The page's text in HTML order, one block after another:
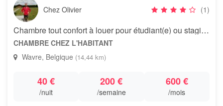
Chez Olivier (1)
Chambre tout confort à louer pour étudiant(e) ou stagiaire
CHAMBRE CHEZ L'HABITANT
Wavre, Belgique (14,44 km)
40 €
/nuit
200 €
/semaine
600 €
/mois